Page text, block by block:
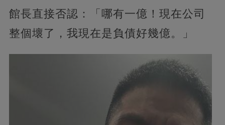
館長直接否認：「哪有一億！現在公司
整個壞了，我現在是負債好幾億。」